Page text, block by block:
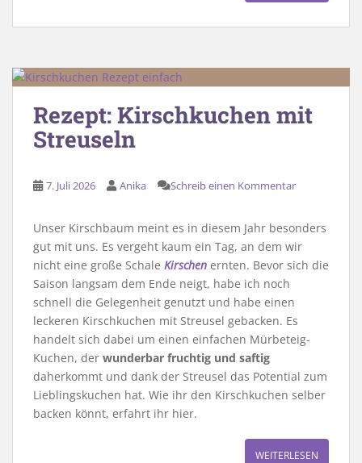
Rezept: Kirschkuchen mit
Streuseln
7. Juli 2026 Anika Schreib einen Kommentar
Unser Kirschbaum meint es in diesem Jahr besonders
gut mit uns. Es vergeht kaum ein Tag, an dem wir
nicht eine große Schale Kirschen ernten. Bevor sich die
Saison langsam dem Ende neigt, habe ich noch
schnell die Gelegenheit genutzt und habe einen
leckeren Kirschkuchen mit Streusel gebacken. Es
handelt sich dabei um einen einfachen Mürbeteig-
Kuchen, der wunderbar fruchtig und saftig
daherkommt und dank der Streusel das Potential zum
Lieblingskuchen hat. Wie ihr den Kirschkuchen selber
backen könnt, erfahrt ihr hier.
WEITERLESEN